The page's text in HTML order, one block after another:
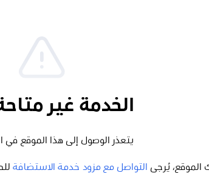
الخدمة غير
يتعذر الوصول إلى هذا الموقع في
الموقع، يُرجى التواصل مع مزود خدمة الاستضافة